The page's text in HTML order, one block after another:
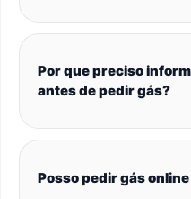
Por que preciso
antes de pedir gás?
Posso pedir gás